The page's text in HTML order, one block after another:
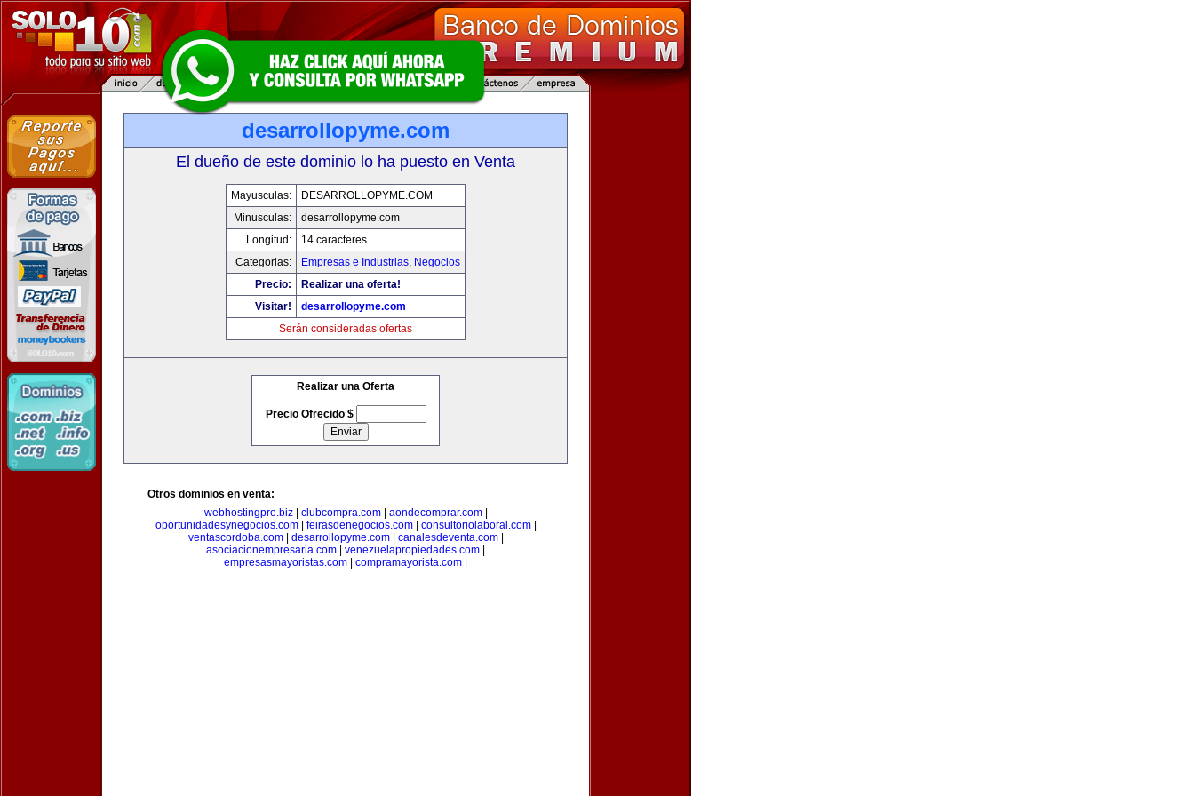
desarrollopyme.com
El dueño de este dominio lo ha puesto en Venta
Mayusculas:
DESARROLLOPYME.COM
Minusculas:
desarrollopyme.com
Longitud:
14 caracteres
Categorias:
Empresas e Industrias, Negocios
Precio:
Realizar una oferta!
Visitar!
desarrollopyme.com
Serán consideradas ofertas
Realizar una Oferta
Precio Ofrecido $
Otros dominios en venta:
webhostingpro.biz| clubcompra.com| aondecomprar.com|
oportunidadesynegocios.com| feirasdenegocios.com| consultoriolaboral.com|
ventascordoba.com| desarrollopyme.com| canalesdeventa.com|
asociacionempresaria.com
venezuelapropiedades.com
empresasmayoristas.com
compramayorista.com